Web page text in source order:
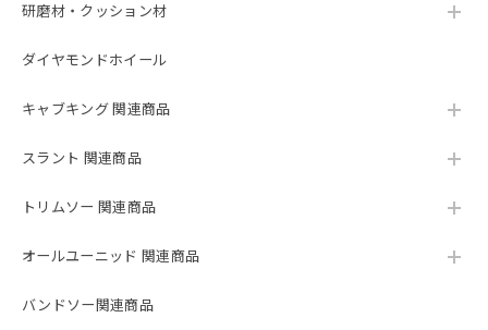
研磨材・クッション材
ダイヤモンドホイール
キャブキング 関連商品
スラント 関連商品
トリムソー 関連商品
オールユーニッド 関連商品
バンドソー関連商品